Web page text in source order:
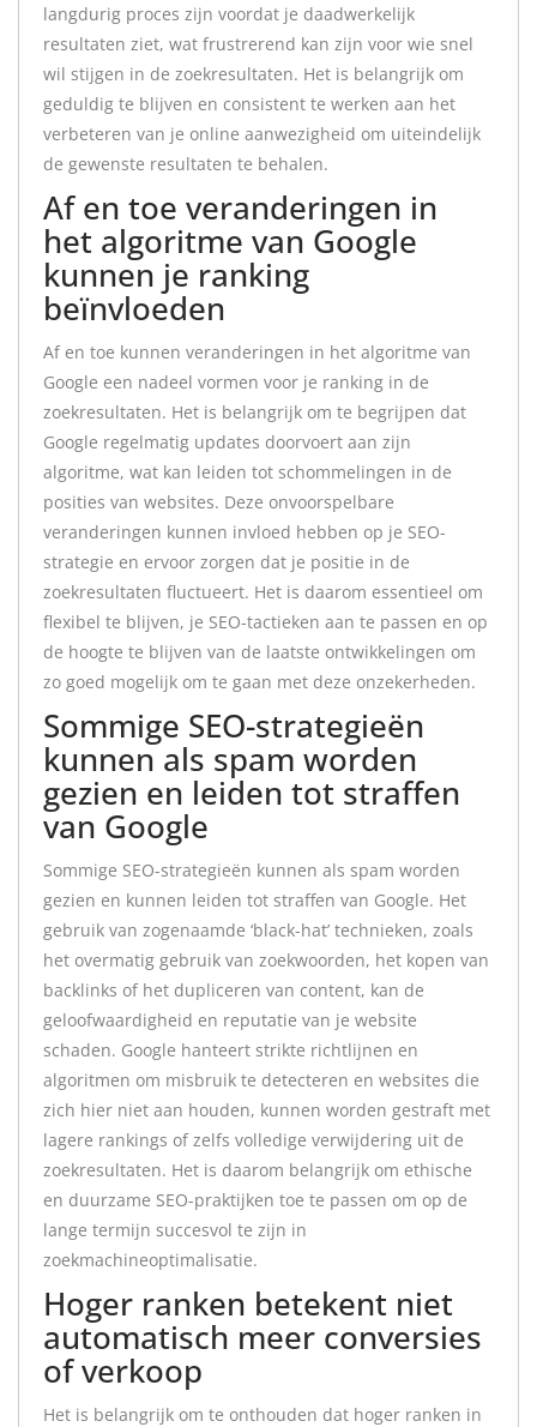
langdurig proces zijn voordat je daadwerkelijk
resultaten ziet, wat frustrerend kan zijn voor wie snel
wil stijgen in de zoekresultaten. Het is belangrijk om
geduldig te blijven en consistent te werken aan het
verbeteren van je online aanwezigheid om uiteindelijk
de gewenste resultaten te behalen.
Af en toe veranderingen in
het algoritme van Google
kunnen je ranking
beïnvloeden
Af en toe kunnen veranderingen in het algoritme van
Google een nadeel vormen voor je ranking in de
zoekresultaten. Het is belangrijk om te begrijpen dat
Google regelmatig updates doorvoert aan zijn
algoritme, wat kan leiden tot schommelingen in de
posities van websites. Deze onvoorspelbare
veranderingen kunnen invloed hebben op je SEO-
strategie en ervoor zorgen dat je positie in de
zoekresultaten fluctueert. Het is daarom essentieel om
flexibel te blijven, je SEO-tactieken aan te passen en op
de hoogte te blijven van de laatste ontwikkelingen om
zo goed mogelijk om te gaan met deze onzekerheden.
Sommige SEO-strategieën
kunnen als spam worden
gezien en leiden tot straffen
van Google
Sommige SEO-strategieën kunnen als spam worden
gezien en kunnen leiden tot straffen van Google. Het
gebruik van zogenaamde ‘black-hat’ technieken, zoals
het overmatig gebruik van zoekwoorden, het kopen van
backlinks of het dupliceren van content, kan de
geloofwaardigheid en reputatie van je website
schaden. Google hanteert strikte richtlijnen en
algoritmen om misbruik te detecteren en websites die
zich hier niet aan houden, kunnen worden gestraft met
lagere rankings of zelfs volledige verwijdering uit de
zoekresultaten. Het is daarom belangrijk om ethische
en duurzame SEO-praktijken toe te passen om op de
lange termijn succesvol te zijn in
zoekmachineoptimalisatie.
Hoger ranken betekent niet
automatisch meer conversies
of verkoop
Het is belangrijk om te onthouden dat hoger ranken in